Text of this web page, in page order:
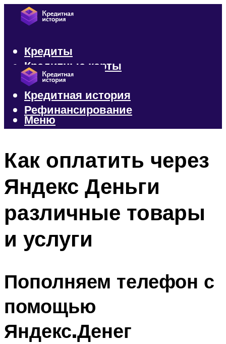
Кредиты
Кредитные карты
Микрозаймы
Кредитная история
Рефинансирование
Меню
Как оплатить через
Яндекс Деньги
различные товары
и услуги
Пополняем телефон с
помощью
Яндекс.Денег